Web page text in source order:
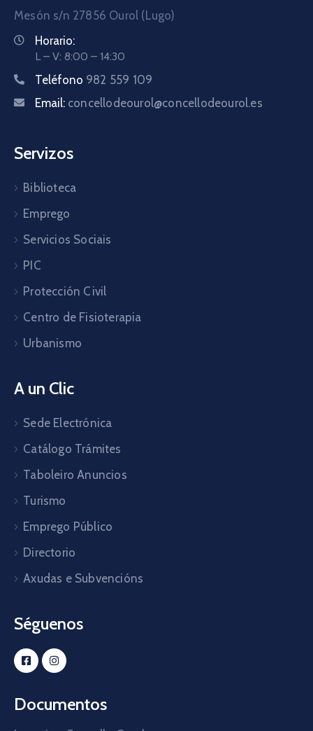
Mesón s/n 27856 Ourol (Lugo)
Horario:
L – V: 8:00 – 14:30
Teléfono 982 559 109
Email: concellodeourol@concellodeourol.es
Servizos
Biblioteca
Emprego
Servicios Sociais
PIC
Protección Civil
Centro de Fisioterapia
Urbanismo
A un Clic
Sede Electrónica
Catálogo Trámites
Taboleiro Anuncios
Turismo
Emprego Público
Directorio
Axudas e Subvencións
Séguenos
Documentos